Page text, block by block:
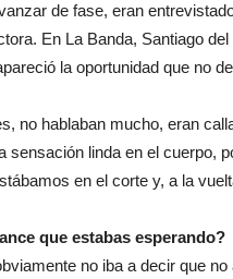
de fase, eran
En La Banda, Santiago
la oportunidad que no
no hablaban mucho, eran
sensación linda en el cuerpo,
en el corte y, a la
que estabas esperando?
no iba a decir que